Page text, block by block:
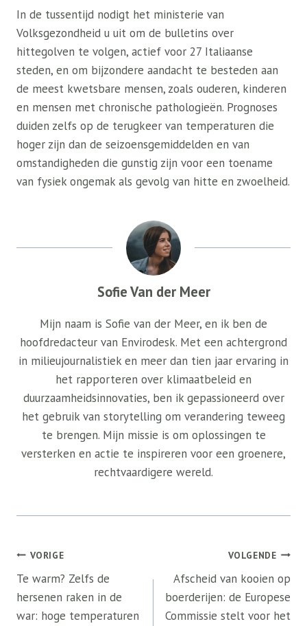
In de tussentijd nodigt het ministerie van
Volksgezondheid u uit om de bulletins over
hittegolven te volgen, actief voor 27 Italiaanse
steden, en om bijzondere aandacht te besteden aan
de meest kwetsbare mensen, zoals ouderen, kinderen
en mensen met chronische pathologieën. Prognoses
duiden zelfs op de terugkeer van temperaturen die
hoger zijn dan de seizoensgemiddelden en van
omstandigheden die gunstig zijn voor een toename
van fysiek ongemak als gevolg van hitte en zwoelheid.
Sofie Van der Meer
Mijn naam is Sofie van der Meer, en ik ben de
hoofdredacteur van Envirodesk. Met een achtergrond
in milieujournalistiek en meer dan tien jaar ervaring in
het rapporteren over klimaatbeleid en
duurzaamheidsinnovaties, ben ik gepassioneerd over
het gebruik van storytelling om verandering teweeg
te brengen. Mijn missie is om oplossingen te
versterken en actie te inspireren voor een groenere,
rechtvaardigere wereld.
Bericht
navigatie
VORIGE
Te warm? Zelfs de
hersenen raken in de
war: hoge temperaturen
VOLGENDE
Afscheid van kooien op
boerderijen: de Europese
Commissie stelt voor het